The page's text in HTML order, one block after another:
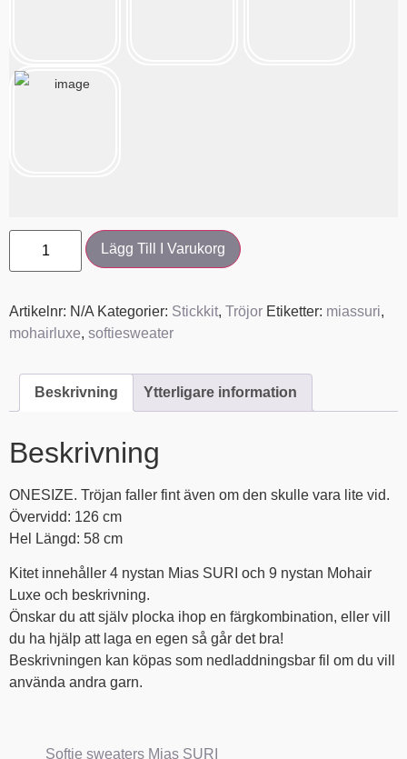
Lägg Till I Varukorg
Artikelnr: N/A Kategorier: Stickkit, Tröjor Etiketter: miassuri,
mohairluxe, softiesweater
Beskrivning Ytterligare information
Beskrivning
ONESIZE. Tröjan faller fint även om den skulle vara lite vid.
Övervidd: 126 cm
Hel Längd: 58 cm
Kitet innehåller 4 nystan Mias SURI och 9 nystan Mohair
Luxe och beskrivning.
Önskar du att själv plocka ihop en färgkombination, eller vill
du ha hjälp att laga en egen så går det bra!
Beskrivningen kan köpas som nedladdningsbar fil om du vill
använda andra garn.
Softie sweaters Mias SURI